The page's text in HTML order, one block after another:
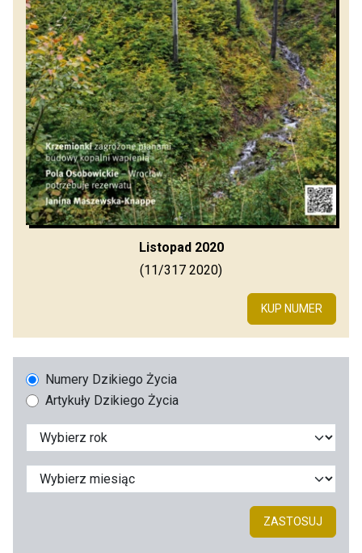
Listopad 2020
(11/317 2020)
KUP NUMER
Numery Dzikiego Życia
Artykuły Dzikiego Życia
ZASTOSUJ